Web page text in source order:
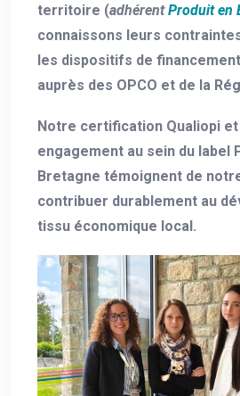
territoire (adhérentProduit en
connaissons leurs
les dispositifs de
auprès des OPCO et de la
Notre certification Qualiopi
engagement au sein du label
Bretagne témoignent de
contribuer durablement au
tissu économique local.